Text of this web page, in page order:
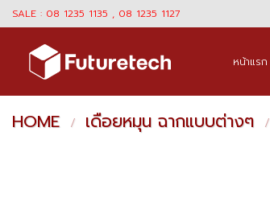
Skip
to
content
SALE : 08 1235 1135 , 08 1235 1127
หน้าแรก
HOME / เดือยหมุน ฉากแบบต่างๆ /